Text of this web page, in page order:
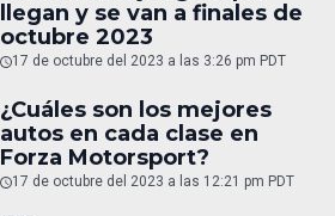
llegan y se van a finales de
octubre 2023
17 de octubre del 2023 a las 3:26 pm PDT
¿Cuáles son los mejores
autos en cada clase en
Forza Motorsport?
17 de octubre del 2023 a las 12:21 pm PDT